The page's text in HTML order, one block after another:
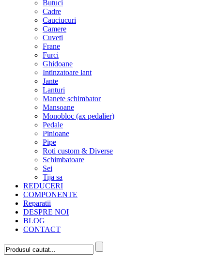
Butuci
Cadre
Cauciucuri
Camere
Cuveti
Frane
Furci
Ghidoane
Intinzatoare lant
Jante
Lanturi
Manete schimbator
Mansoane
Monobloc (ax pedalier)
Pedale
Pinioane
Pipe
Roti custom & Diverse
Schimbatoare
Sei
Tija sa
REDUCERI
COMPONENTE
Reparatii
DESPRE NOI
BLOG
CONTACT